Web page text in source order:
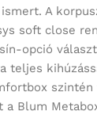
A
soft close
opció
teljes
a Blum